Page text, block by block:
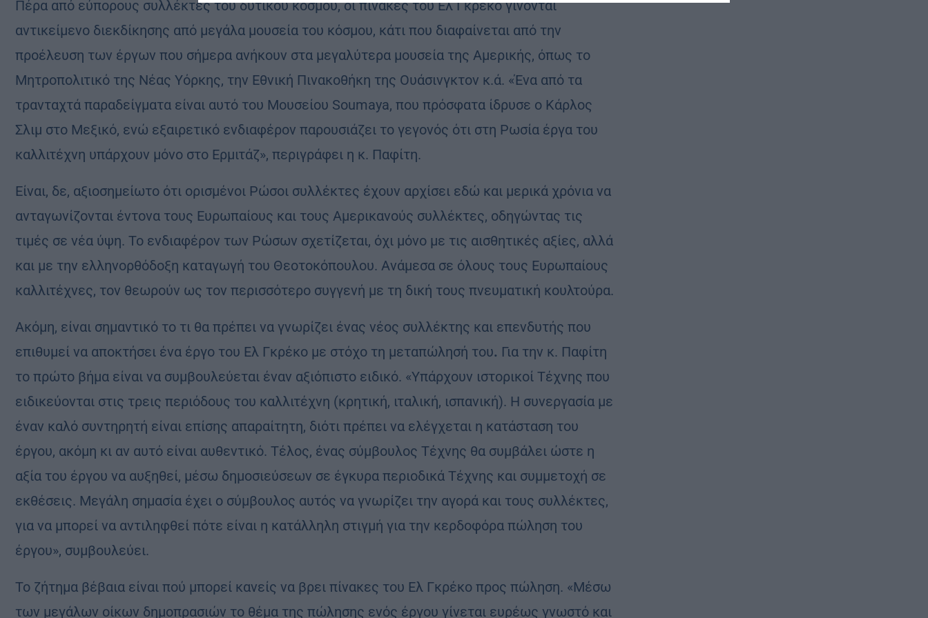
Πέρα από εύπορους συλλέκτες του δυτικού κόσμου, οι πίνακες του Ελ Γκρέκο γίνονται
αντικείμενο διεκδίκησης από μεγάλα μουσεία του κόσμου, κάτι που διαφαίνεται από την
προέλευση των έργων που σήμερα ανήκουν στα μεγαλύτερα μουσεία της Αμερικής, όπως το
Μητροπολιτικό της Νέας Υόρκης, την Εθνική Πινακοθήκη της Ουάσινγκτον κ.ά. «Ένα από τα
τρανταχτά παραδείγματα είναι αυτό του Μουσείου Soumaya, που πρόσφατα ίδρυσε ο Κάρλος
Σλιμ στο Μεξικό, ενώ εξαιρετικό ενδιαφέρον παρουσιάζει το γεγονός ότι στη Ρωσία έργα του
καλλιτέχνη υπάρχουν μόνο στο Ερμιτάζ», περιγράφει η κ. Παφίτη.
Είναι, δε, αξιοσημείωτο ότι ορισμένοι Ρώσοι συλλέκτες έχουν αρχίσει εδώ και μερικά χρόνια να
ανταγωνίζονται έντονα τους Ευρωπαίους και τους Αμερικανούς συλλέκτες, οδηγώντας τις
τιμές σε νέα ύψη. Το ενδιαφέρον των Ρώσων σχετίζεται, όχι μόνο με τις αισθητικές αξίες, αλλά
και με την ελληνορθόδοξη καταγωγή του Θεοτοκόπουλου. Ανάμεσα σε όλους τους Ευρωπαίους
καλλιτέχνες, τον θεωρούν ως τον περισσότερο συγγενή με τη δική τους πνευματική κουλτούρα.
Ακόμη, είναι σημαντικό το τι θα πρέπει να γνωρίζει ένας νέος συλλέκτης και επενδυτής που
επιθυμεί να αποκτήσει ένα έργο του Ελ Γκρέκο με στόχο τη μεταπώλησή του. Για την κ. Παφίτη
το πρώτο βήμα είναι να συμβουλεύεται έναν αξιόπιστο ειδικό. «Υπάρχουν ιστορικοί Τέχνης που
ειδικεύονται στις τρεις περιόδους του καλλιτέχνη (κρητική, ιταλική, ισπανική). Η συνεργασία με
έναν καλό συντηρητή είναι επίσης απαραίτητη, διότι πρέπει να ελέγχεται η κατάσταση του
έργου, ακόμη κι αν αυτό είναι αυθεντικό. Τέλος, ένας σύμβουλος Τέχνης θα συμβάλει ώστε η
αξία του έργου να αυξηθεί, μέσω δημοσιεύσεων σε έγκυρα περιοδικά Τέχνης και συμμετοχή σε
εκθέσεις. Μεγάλη σημασία έχει ο σύμβουλος αυτός να γνωρίζει την αγορά και τους συλλέκτες,
για να μπορεί να αντιληφθεί πότε είναι η κατάλληλη στιγμή για την κερδοφόρα πώληση του
έργου», συμβουλεύει.
Το ζήτημα βέβαια είναι πού μπορεί κανείς να βρει πίνακες του Ελ Γκρέκο προς πώληση. «Μέσω
των μεγάλων οίκων δημοπρασιών το θέμα της πώλησης ενός έργου γίνεται ευρέως γνωστό και